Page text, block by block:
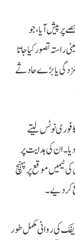
پر پیش آیا، جو
تصور کیا جاتا
یا بڑے حادثے
فوری نوٹس لیتے
ان کی ہدایت پر
اور سول ڈیفنس کی ٹیمیں موقع پر پہنچ
کر دیے۔
کی روانی مکمل طور